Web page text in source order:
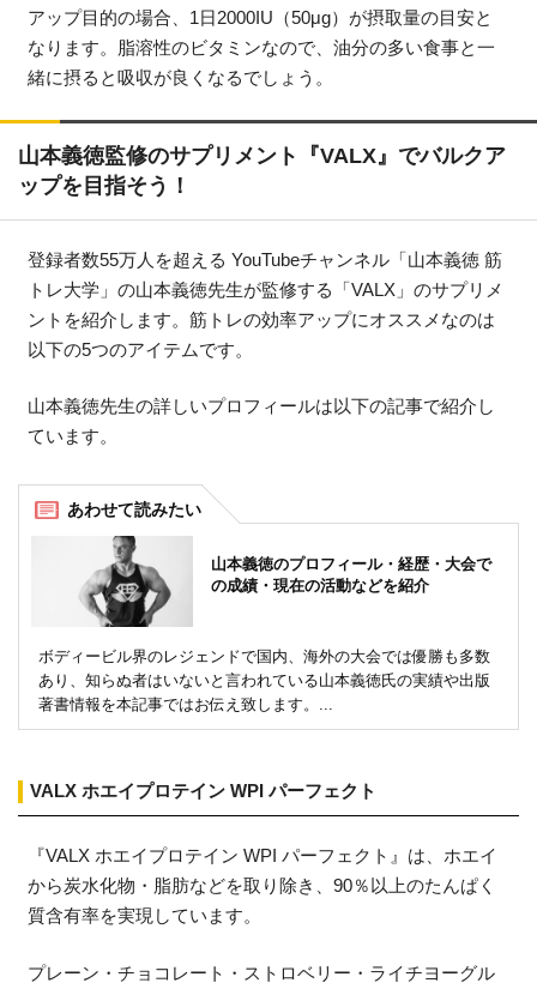
アップ目的の場合、1日2000IU（50μg）が摂取量の目安と
なります。脂溶性のビタミンなので、油分の多い食事と一
緒に摂ると吸収が良くなるでしょう。
山本義徳監修のサプリメント『VALX』でバルクア
ップを目指そう！
登録者数55万人を超える YouTubeチャンネル「山本義徳 筋
トレ大学」の山本義徳先生が監修する「VALX」のサプリメ
ントを紹介します。筋トレの効率アップにオススメなのは
以下の5つのアイテムです。
山本義徳先生の詳しいプロフィールは以下の記事で紹介し
ています。
山本義徳のプロフィール・経歴・大会で
の成績・現在の活動などを紹介
ボディービル界のレジェンドで国内、海外の大会では優勝も多数
あり、知らぬ者はいないと言われている山本義徳氏の実績や出版
著書情報を本記事ではお伝え致します。...
VALX ホエイプロテイン WPI パーフェクト
『VALX ホエイプロテイン WPI パーフェクト』は、ホエイ
から炭水化物・脂肪などを取り除き、90％以上のたんぱく
質含有率を実現しています。
プレーン・チョコレート・ストロベリー・ライチヨーグル